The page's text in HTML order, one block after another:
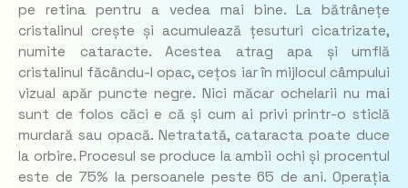
pe retina pentru a vedea mai bine. La bătrânețe
cristalinul crește și acumulează țesuturi cicatrizate,
numite cataracte. Acestea atrag apa și umflă
cristalinul făcându-l opac, cețos iar în mijlocul câmpului
vizual apăr puncte negre. Nici măcar ochelarii nu mai
sunt de folos căci e că și cum ai privi printr-o sticlă
murdară sau opacă. Netratată, cataracta poate duce
la orbire. Procesul se produce la ambii ochi și procentul
este de 75% la persoanele peste 65 de ani. Operația